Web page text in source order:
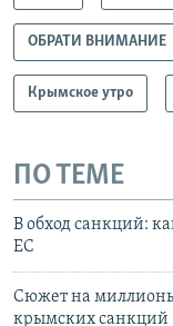
ОБРАТИ ВНИМАНИЕ
Крымское утро
ПО ТЕМЕ
В обход санкций:
ЕС
Сюжет на
крымских санкций